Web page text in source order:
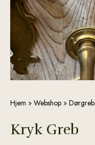
Hjem » Webshop » Dørgreb
Kryk Greb
Kryk
antal